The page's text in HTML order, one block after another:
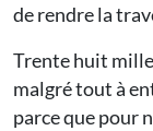
de rendre la
Trente huit
malgré tout à
parce que pour